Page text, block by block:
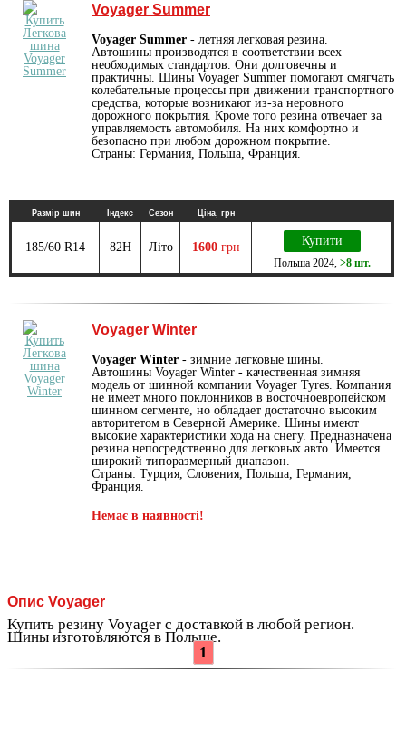
Voyager Summer
Voyager Summer - летняя легковая резина.
Автошины производятся в соответствии всех
необходимых стандартов. Они долговечны и
практичны. Шины Voyager Summer помогают смягчать
колебательные процессы при движении транспортного
средства, которые возникают из-за неровного
дорожного покрытия. Кроме того резина отвечает за
управляемость автомобиля. На них комфортно и
безопасно при любом дорожном покрытие.
Страны: Германия, Польша, Франция.
Размір шин Індекс Сезон Ціна, грн
185/60 R14 82H Літо 1600 грн Купити
Польша2024, >8 шт.
Voyager Winter
Voyager Winter - зимние легковые шины.
Автошины Voyager Winter - качественная зимняя
модель от шинной компании Voyager Tyres. Компания
не имеет много поклонников в восточноевропейском
шинном сегменте, но обладает достаточно высоким
авторитетом в Северной Америке. Шины имеют
высокие характеристики хода на снегу. Предназначена
резина непосредственно для легковых авто. Имеется
широкий типоразмерный диапазон.
Страны: Турция, Словения, Польша, Германия,
Франция.
Немає в наявності!
Опис Voyager
Купить резину Voyager с доставкой в любой регион.
Шины изготовляются в Польше.
1